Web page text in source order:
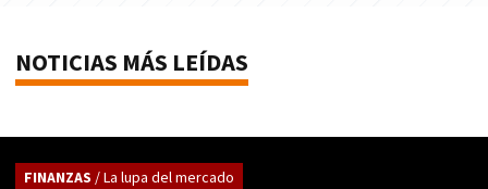
NOTICIAS MÁS LEÍDAS
FINANZAS / La lupa del mercado